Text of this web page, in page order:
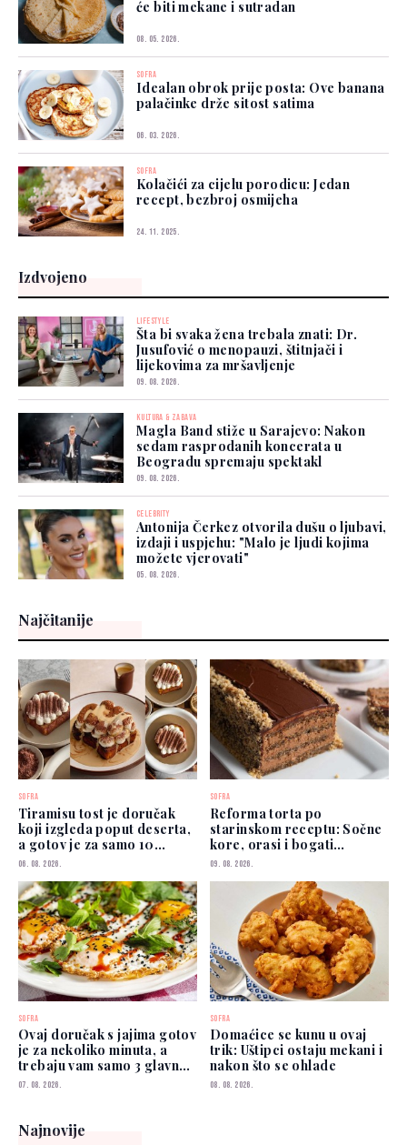
će biti mekane i sutradan
08. 05. 2026.
SOFRA
Idealan obrok prije posta: Ove banana
palačinke drže sitost satima
06. 03. 2026.
SOFRA
Kolačići za cijelu porodicu: Jedan
recept, bezbroj osmijeha
24. 11. 2025.
Izdvojeno
LIFESTYLE
Šta bi svaka žena trebala znati: Dr.
Jusufović o menopauzi, štitnjači i
lijekovima za mršavljenje
09. 08. 2026.
KULTURA & ZABAVA
Magla Band stiže u Sarajevo: Nakon
sedam rasprodanih koncerata u
Beogradu spremaju spektakl
09. 08. 2026.
CELEBRITY
Antonija Čerkez otvorila dušu o ljubavi,
izdaji i uspjehu: "Malo je ljudi kojima
možete vjerovati"
05. 08. 2026.
Najčitanije
SOFRA
Tiramisu tost je doručak
koji izgleda poput deserta,
a gotov je za samo 10
minuta
06. 08. 2026.
SOFRA
Reforma torta po
starinskom receptu: Sočne
kore, orasi i bogati
čokoladni fil
09. 08. 2026.
SOFRA
Ovaj doručak s jajima gotov
je za nekoliko minuta, a
trebaju vam samo 3 glavna
sastojka
07. 08. 2026.
SOFRA
Domaćice se kunu u ovaj
trik: Uštipci ostaju mekani i
nakon što se ohlade
08. 08. 2026.
Najnovije